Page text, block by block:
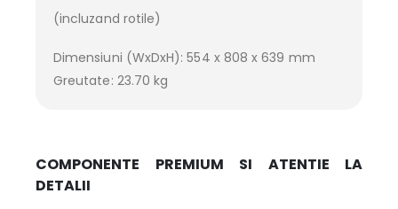
(incluzand rotile)
Dimensiuni (WxDxH): 554 x 808 x 639 mm
Greutate: 23.70 kg
COMPONENTE PREMIUM SI ATENTIE LA
DETALII